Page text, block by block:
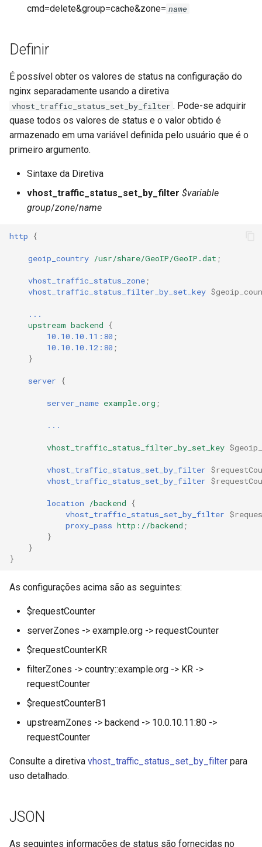
cmd=delete&group=cache&zone= name
Definir
É possível obter os valores de status na configuração do
nginx separadamente usando a diretiva
vhost_traffic_status_set_by_filter . Pode-se adquirir
quase todos os valores de status e o valor obtido é
armazenado em uma variável definida pelo usuário que é o
primeiro argumento.
Sintaxe da Diretiva
vhost_traffic_status_set_by_filter $variable
group/zone/name
http {
geoip_country /usr/share/GeoIP/GeoIP.dat ;
vhost_traffic_status_zone ;
vhost_traffic_status_filter_by_set_key
...
upstream backend
{
10.10.10.11:80 ;
10.10.10.12:80 ;
}
server {
server_name example.org ;
...
vhost_traffic_status_filter_by_set_key
vhost_traffic_status_set_by_filter
vhost_traffic_status_set_by_filter
location /backend
{
vhost_traffic_status_set_by_filter
proxy_pass http://backend ;
}
}
}
As configurações acima são as seguintes:
$requestCounter
serverZones -> example.org -> requestCounter
$requestCounterKR
filterZones -> country::example.org -> KR ->
requestCounter
$requestCounterB1
upstreamZones -> backend -> 10.0.10.11:80 ->
requestCounter
Consulte a diretiva vhost_traffic_status_set_by_filter para
uso detalhado.
JSON
As seguintes informações de status são fornecidas no